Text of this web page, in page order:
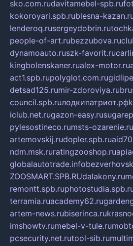
sko.com.rudavitamebel-spb.ru
kokoroyari.spb.rublesna-
lenderoq.rusergeydobrin.ru
people-of-art.rubezzubova.ru
dynamoauto.ruszk-favorit.ru
kingbolenskaner.rualex-motor.ru
act1.spb.rupolyglot.com.ru
detsad125.rumir-zdoroviya.ru
council.spb.ruлодкипатриот.рф
iclub.net.rugazon-easy.ru
pylesostineco.rumsts-ozarenie.ru
artemovskij.rudopler.spb.ru
ndm.msk.ruratingzooshop.ru
globalautotrade.info
ZOOSMART.SPB.RUdalakony.ru
remontt.spb.ru
terramia.ruacademy62.ru
artem-news.rubiserinca.ru
imshowtv.rumebel-v-tule.ru
pcsecurity.net.rutool-sib.ru